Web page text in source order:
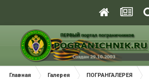
Главная Галерея ПОГРАНГАЛЕРЕЯ